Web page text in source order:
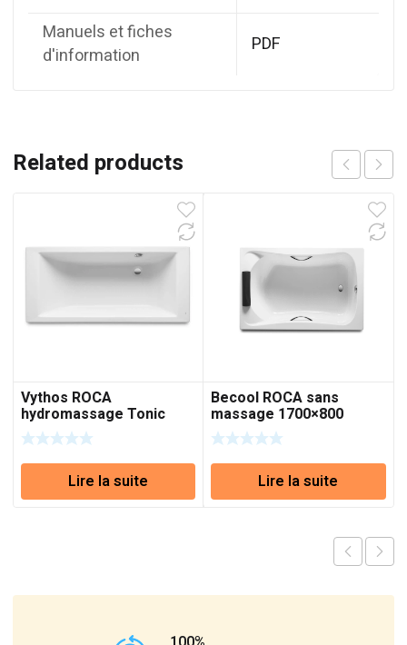
Manuels et fiches
d'information
PDF
Related products
Vythos ROCA
hydromassage Tonic
réf:A248056001
Lire la suite
Becool ROCA sans
massage 1700×800
Lire la suite